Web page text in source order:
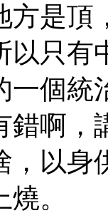
方是頂
以只有
一個統
錯啊，
，以身
。